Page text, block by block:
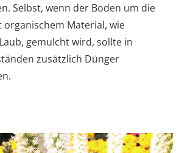
Selbst, wenn der Boden um die
Material, wie
gemulcht wird, sollte in
zusätzlich Dünger